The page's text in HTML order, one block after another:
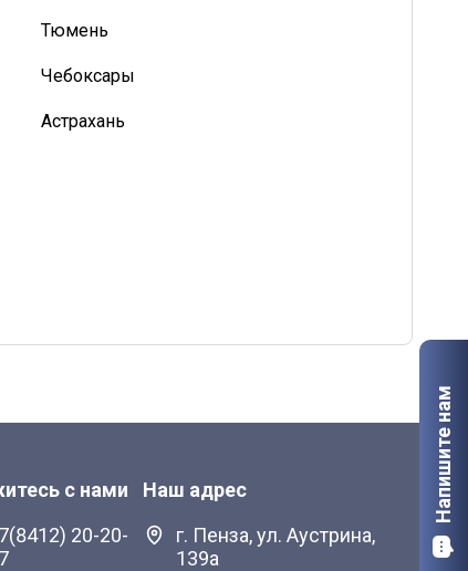
Тюмень
Чебоксары
Астрахань
с нами
20-20-
Наш адрес
г. Пенза, ул. Аустрина,
139а
Напишите нам